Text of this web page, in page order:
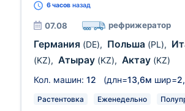
6 часов назад
07.08 рефрижератор
Германия (DE), Польша (PL),
(KZ), Атырау (KZ), Актау (KZ)
Кол. машин: 12 (длн=13,6м шир=
Растентовка Еженедельно